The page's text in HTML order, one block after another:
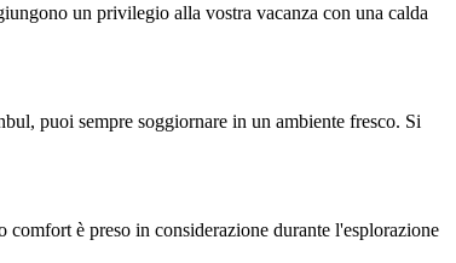
un privilegio alla vostra vacanza con una calda
puoi sempre soggiornare in un ambiente fresco. Si
è preso in considerazione durante l'esplorazione